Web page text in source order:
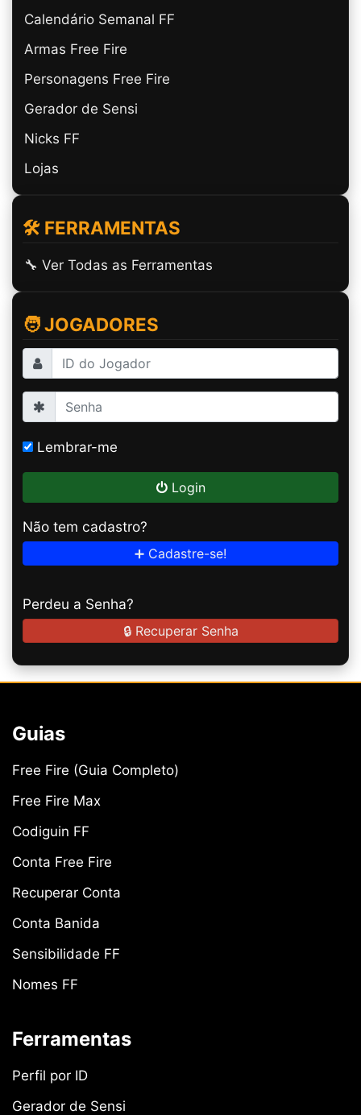
Calendário Semanal FF
Armas Free Fire
Personagens Free Fire
Gerador de Sensi
Nicks FF
Lojas
🛠️ FERRAMENTAS
🔧 Ver Todas as Ferramentas
🧑 JOGADORES
Lembrar-me
Login
Não tem cadastro?
➕ Cadastre-se!
Perdeu a Senha?
🔒 Recuperar Senha
Guias
Free Fire (Guia Completo)
Free Fire Max
Codiguin FF
Conta Free Fire
Recuperar Conta
Conta Banida
Sensibilidade FF
Nomes FF
Ferramentas
Perfil por ID
Gerador de Sensi